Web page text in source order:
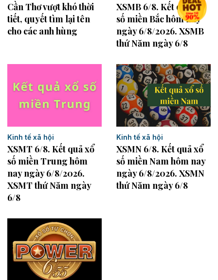
Cần Thơ vượt khó thời
tiết, quyết tìm lại tên
cho các anh hùng
XSMB 6/8. Kết quả xổ
số miền Bắc hôm nay
ngày 6/8/2026. XSMB
thứ Năm ngày 6/8
Kinh tế xã hội
XSMT 6/8. Kết quả xổ
số miền Trung hôm
nay ngày 6/8/2026.
XSMT thứ Năm ngày
6/8
Kinh tế xã hội
XSMN 6/8. Kết quả xổ
số miền Nam hôm nay
ngày 6/8/2026. XSMN
thứ Năm ngày 6/8